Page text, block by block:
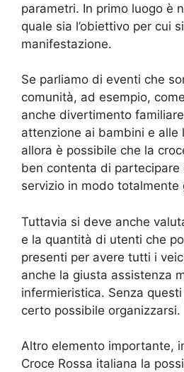
parametri. In primo luogo è
quale sia l’obiettivo per cui
manifestazione.
Se parliamo di eventi che
comunità, ad esempio,
anche divertimento
attenzione ai bambini e alle
allora è possibile che la
ben contenta di partecipare
servizio in modo totalmente
Tuttavia si deve anche
e la quantità di utenti che
presenti per avere tutti i
anche la giusta assistenza
infermieristica. Senza
certo possibile organizzarsi.
Altro elemento importante,
Croce Rossa italiana la